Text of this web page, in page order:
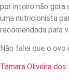
por inteiro não
uma nutricionista
recomendada para
Não falei que o
Tâmara Oliveira dos